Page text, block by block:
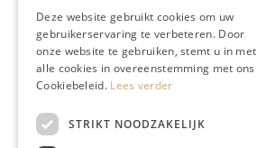
Deze website gebruikt cookies om uw
gebruikerservaring te verbeteren. Door
onze website te gebruiken, stemt u in met
alle cookies in overeenstemming met ons
Cookiebeleid. Lees verder
STRIKT NOODZAKELIJK